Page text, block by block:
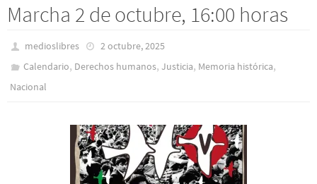
Marcha 2 de octubre, 16:00 horas
medioslibres
2 octubre, 2025
Calendario, Derechos humanos,Justicia, Memoria histórica,
Nacional